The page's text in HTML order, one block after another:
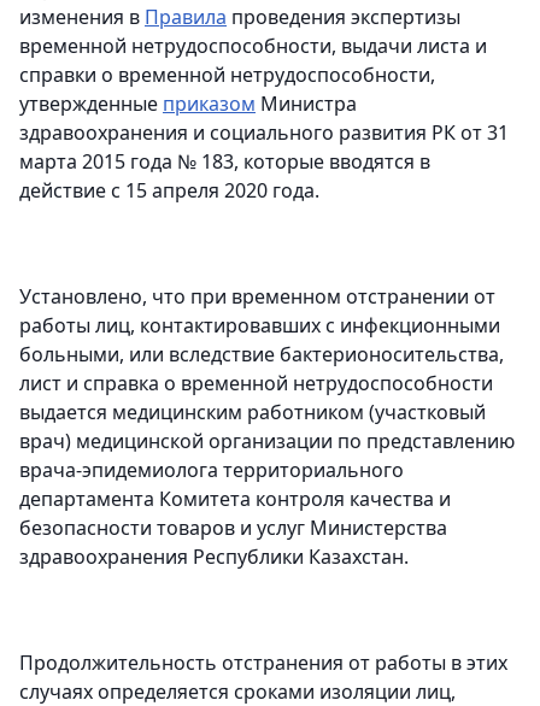
изменения в Правила проведения экспертизы
временной нетрудоспособности, выдачи листа и
справки о временной нетрудоспособности,
утвержденные приказом Министра
здравоохранения и социального развития РК от 31
марта 2015 года № 183, которые вводятся в
действие с 15 апреля 2020 года.
Установлено, что при временном отстранении от
работы лиц, контактировавших с инфекционными
больными, или вследствие бактерионосительства,
лист и справка о временной нетрудоспособности
выдается медицинским работником (участковый
врач) медицинской организации по представлению
врача-эпидемиолога территориального
департамента Комитета контроля качества и
безопасности товаров и услуг Министерства
здравоохранения Республики Казахстан.
Продолжительность отстранения от работы в этих
случаях определяется сроками изоляции лиц,